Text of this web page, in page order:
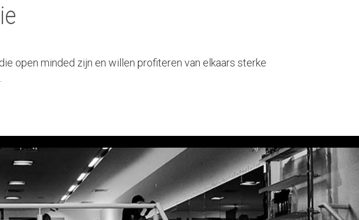
open minded zijn en willen profiteren van elkaars sterke